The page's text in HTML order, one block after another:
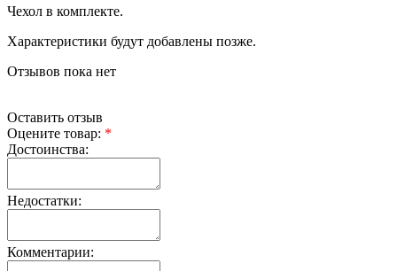
Чехол в комплекте.
Характеристики будут добавлены позже.
Отзывов пока нет
Оставить отзыв
Оцените товар: *
Достоинства:
Недостатки:
Комментарии: